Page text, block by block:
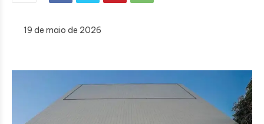
19 de maio de 2026